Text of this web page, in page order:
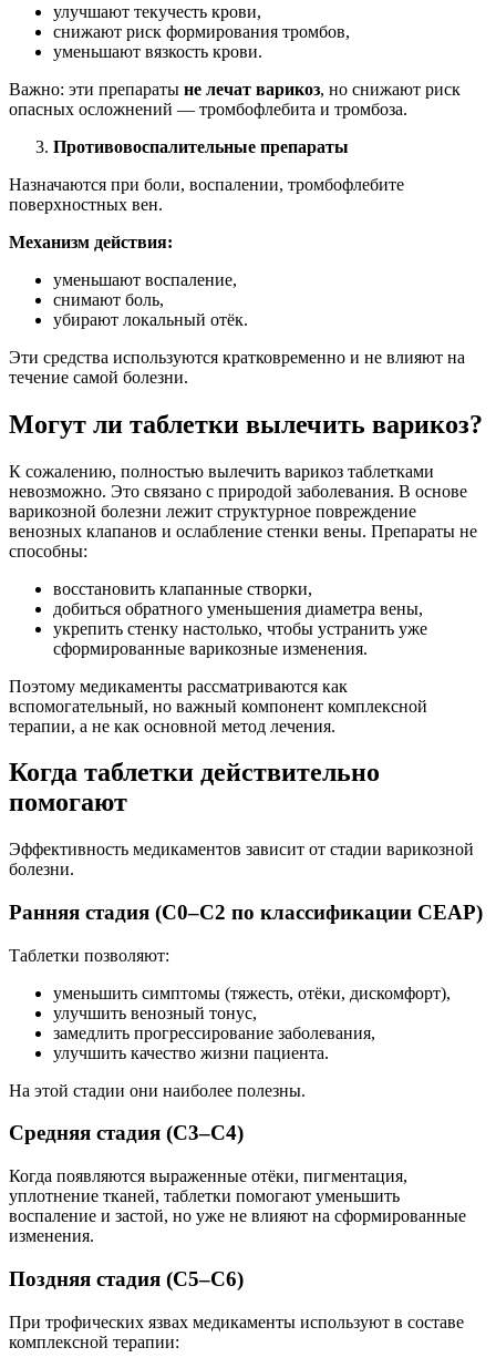
улучшают текучесть крови,
снижают риск формирования тромбов,
уменьшают вязкость крови.
Важно: эти препараты не лечат варикоз, но снижают риск
опасных осложнений — тромбофлебита и тромбоза.
Противовоспалительные препараты
Назначаются при боли, воспалении, тромбофлебите
поверхностных вен.
Механизм действия:
уменьшают воспаление,
снимают боль,
убирают локальный отёк.
Эти средства используются кратковременно и не влияют на
течение самой болезни.
Могут ли таблетки вылечить варикоз?
К сожалению, полностью вылечить варикоз таблетками
невозможно. Это связано с природой заболевания. В основе
варикозной болезни лежит структурное повреждение
венозных клапанов и ослабление стенки вены. Препараты не
способны:
восстановить клапанные створки,
добиться обратного уменьшения диаметра вены,
укрепить стенку настолько, чтобы устранить уже
сформированные варикозные изменения.
Поэтому медикаменты рассматриваются как
вспомогательный, но важный компонент комплексной
терапии, а не как основной метод лечения.
Когда таблетки действительно
помогают
Эффективность медикаментов зависит от стадии варикозной
болезни.
Ранняя стадия (С0–С2 по классификации CEAP)
Таблетки позволяют:
уменьшить симптомы (тяжесть, отёки, дискомфорт),
улучшить венозный тонус,
замедлить прогрессирование заболевания,
улучшить качество жизни пациента.
На этой стадии они наиболее полезны.
Средняя стадия (С3–С4)
Когда появляются выраженные отёки, пигментация,
уплотнение тканей, таблетки помогают уменьшить
воспаление и застой, но уже не влияют на сформированные
изменения.
Поздняя стадия (С5–С6)
При трофических язвах медикаменты используют в составе
комплексной терапии: